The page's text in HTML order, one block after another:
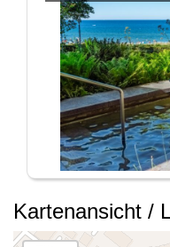
Kartenansicht /